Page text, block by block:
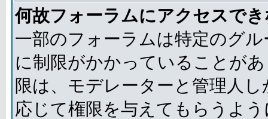
何故フォーラムにアクセスで
一部のフォーラムは特定のグ
に制限がかかっていることが
限は、モデレーターと管理人
応じて権限を与えてもらうよ